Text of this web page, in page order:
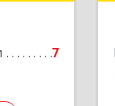
7